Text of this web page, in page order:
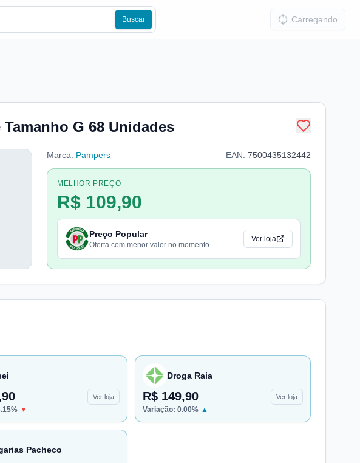
Buscar Carregando
G 68 Unidades
Marca: Pampers EAN: 7500435132442
MELHOR PREÇO
R$ 109,90
Preço Popular
Oferta com menor valor no momento
Ver loja
Ver loja
% ▼
Droga Raia
R$ 149,90 Ver loja
Variação: 0.00% ▲
Pacheco